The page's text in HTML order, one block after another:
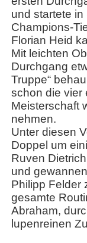
und startete
Champions-
Florian Heid
Mit leichten
Durchgang
Truppe“
schon die vier
Meisterschaft
nehmen.
Unter diesen
Doppel um
Ruven
und
Philipp Felder
gesamte
Abraham,
lupenreinen